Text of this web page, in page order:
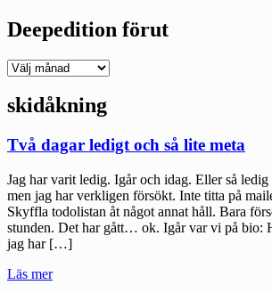
Deepedition förut
Deepedition
skidåkning
Två dagar ledigt och så lite meta
Jag har varit ledig. Igår och idag. Eller så ledig
men jag har verkligen försökt. Inte titta på
Skyffla todolistan åt något annat håll. Bara
stunden. Det har gått… ok. Igår var vi på bio:
jag har […]
Läs mer"Två